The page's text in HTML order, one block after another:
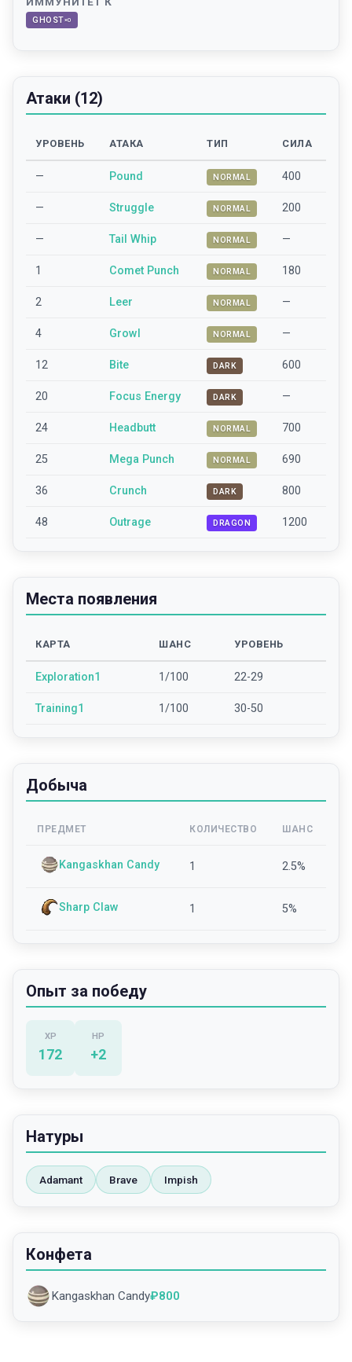
GHOST×0
Атаки (12)
УРОВЕНЬ АТАКА ТИП СИЛА
— Pound NORMAL 400
— Struggle NORMAL 200
— Tail Whip NORMAL —
1 Comet Punch NORMAL 180
2 Leer NORMAL —
4 Growl NORMAL —
12 Bite DARK 600
20 Focus Energy DARK —
24 Headbutt NORMAL 700
25 Mega Punch NORMAL 690
36 Crunch DARK 800
48 Outrage DRAGON 1200
Места появления
КАРТА ШАНС УРОВЕНЬ
Exploration1 1/100 22-29
Training1 1/100 30-50
Добыча
ПРЕДМЕТ КОЛИЧЕСТВО ШАНС
Kangaskhan Candy 1 2.5%
Sharp Claw 1 5%
Опыт за победу
XP
172
HP
+2
Натуры
Adamant Brave Impish
Конфета
Kangaskhan Candy₽800